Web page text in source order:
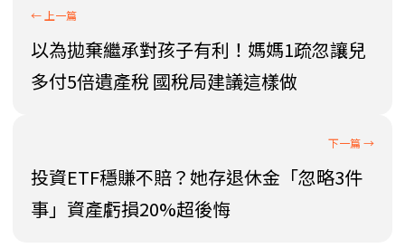
以為拋棄繼承對孩子有利！媽媽1疏忽讓兒
多付5倍遺產稅 國稅局建議這樣做
投資ETF穩賺不賠？她存退休金「忽略3件
事」資產虧損20%超後悔